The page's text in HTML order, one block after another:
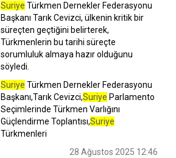
Suriye Türkmen Dernekler Federasyonu
Başkanı Tarık Cevizci, ülkenin kritik bir
süreçten geçtiğini belirterek,
Türkmenlerin bu tarihi süreçte
sorumluluk almaya hazır olduğunu
söyledi.
Suriye Türkmen Dernekler Federasyonu
Başkanı,Tarık Cevizci,Suriye Parlamento
Seçimlerinde Türkmen Varlığını
Güçlendirme Toplantısı,Suriye
Türkmenleri
28 Ağustos 2025 12:46